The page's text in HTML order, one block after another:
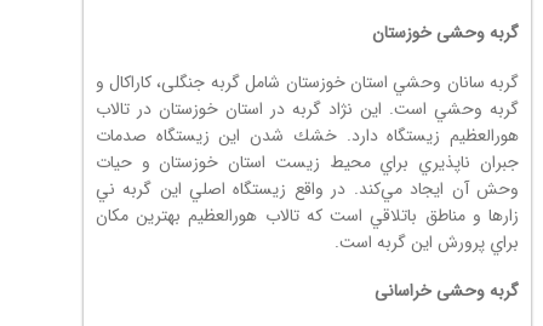
گربه وحشی خوزستان
گربه سانان وحشي استان خوزستان شامل گربه جنگلی، كاراكال و
گربه وحشي است. این نژاد گربه در استان خوزستان در تالاب
هورالعظيم زيستگاه دارد. خشك شدن اين زيستگاه صدمات
جبران ناپذيري براي محيط زيست استان خوزستان و حيات
وحش آن ايجاد مي‌كند. در واقع زيستگاه اصلي اين گربه ني
زارها و مناطق باتلاقي است كه تالاب هورالعظيم بهترين مكان
براي پرورش اين گربه است.
گربه وحشی خراسانی